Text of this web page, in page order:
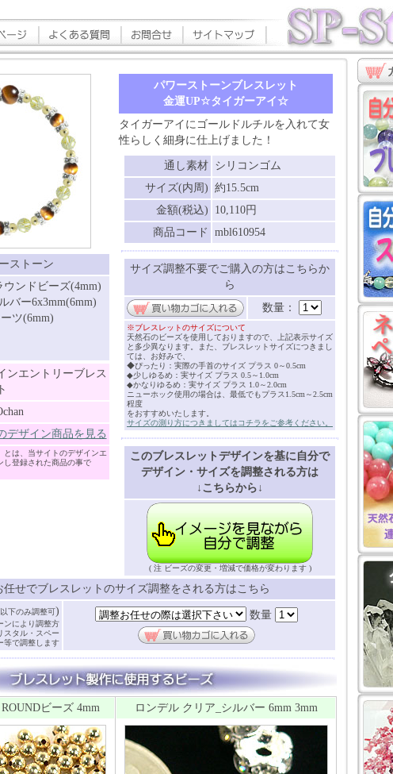
ストーン
ンドビーズ(4mm)
バー6x3mm(6mm)
ツ(6mm)
ンエントリーブレス
デザイン商品を見る
とは、当サイトのデザインエ
し登録された商品の事で
パワーストーンブレスレット
金運UP☆タイガーアイ☆
タイガーアイにゴールドルチルを入れて女
性らしく細身に仕上げました！
通し素材 シリコンゴム
サイズ(内周) 約15.5cm
金額(税込)
10,110円
商品コード
mbl610954
サイズ調整不要でご購入の方はこちらか
ら
数量：
※ブレスレットのサイズについて
天然石のビーズを使用しておりますので、上記表示サイズ
と多少異なります。また、ブレスレットサイズにつきまし
ては、お好みで、
◆ぴったり：実際の手首のサイズ プラス 0～0.5cm
◆少しゆるめ：実サイズ プラス 0.5～1.0cm
◆かなりゆるめ：実サイズ プラス 1.0～2.0cm
ニューホック使用の場合は、最低でもプラス1.5cm～2.5cm
程度
をおすすめいたします。
サイズの測り方につきましてはコチラをご参考ください。
このブレスレットデザインを基に自分で
デザイン・サイズを調整される方は
↓こちらから↓
( 注 ビーズの変更・増減で価格が変わります )
任せでブレスレットのサイズ調整をされる方はこちら
下のみ調整可)
ンにより調整方
スタル・スペー
等で調整します
数量
ビーズ 4mm ロンデル クリア_シルバー 6mm 3mm